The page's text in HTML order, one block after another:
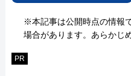
※本記事は公開時点の情報
場合があります。あらかじ
PR